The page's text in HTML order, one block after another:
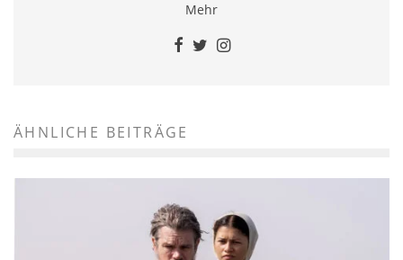
Mehr
ÄHNLICHE BEITRÄGE